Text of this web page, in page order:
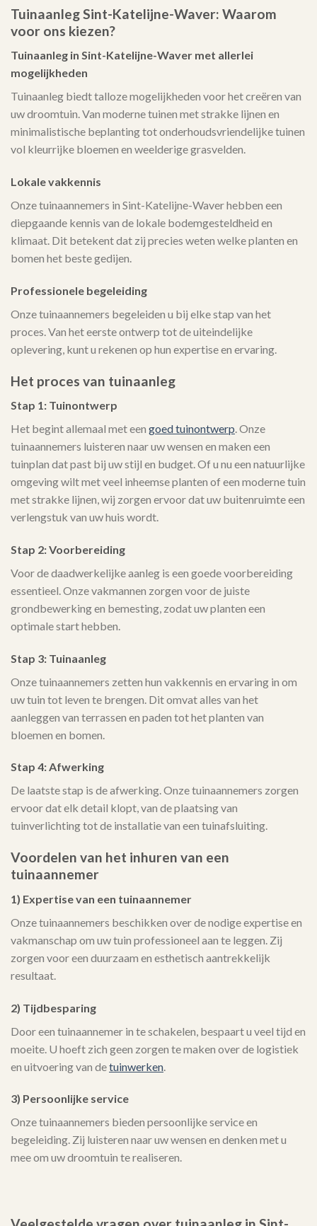
Tuinaanleg Sint-Katelijne-Waver: Waarom
voor ons kiezen?
Tuinaanleg in Sint-Katelijne-Waver met allerlei
mogelijkheden
Tuinaanleg biedt talloze mogelijkheden voor het creëren van
uw droomtuin. Van moderne tuinen met strakke lijnen en
minimalistische beplanting tot onderhoudsvriendelijke tuinen
vol kleurrijke bloemen en weelderige grasvelden.
Lokale vakkennis
Onze tuinaannemers in Sint-Katelijne-Waver hebben een
diepgaande kennis van de lokale bodemgesteldheid en
klimaat. Dit betekent dat zij precies weten welke planten en
bomen het beste gedijen.
Professionele begeleiding
Onze tuinaannemers begeleiden u bij elke stap van het
proces. Van het eerste ontwerp tot de uiteindelijke
oplevering, kunt u rekenen op hun expertise en ervaring.
Het proces van tuinaanleg
Stap 1: Tuinontwerp
Het begint allemaal met een goed tuinontwerp. Onze
tuinaannemers luisteren naar uw wensen en maken een
tuinplan dat past bij uw stijl en budget. Of u nu een natuurlijke
omgeving wilt met veel inheemse planten of een moderne tuin
met strakke lijnen, wij zorgen ervoor dat uw buitenruimte een
verlengstuk van uw huis wordt.
Stap 2: Voorbereiding
Voor de daadwerkelijke aanleg is een goede voorbereiding
essentieel. Onze vakmannen zorgen voor de juiste
grondbewerking en bemesting, zodat uw planten een
optimale start hebben.
Stap 3: Tuinaanleg
Onze tuinaannemers zetten hun vakkennis en ervaring in om
uw tuin tot leven te brengen. Dit omvat alles van het
aanleggen van terrassen en paden tot het planten van
bloemen en bomen.
Stap 4: Afwerking
De laatste stap is de afwerking. Onze tuinaannemers zorgen
ervoor dat elk detail klopt, van de plaatsing van
tuinverlichting tot de installatie van een tuinafsluiting.
Voordelen van het inhuren van een
tuinaannemer
1) Expertise van een tuinaannemer
Onze tuinaannemers beschikken over de nodige expertise en
vakmanschap om uw tuin professioneel aan te leggen. Zij
zorgen voor een duurzaam en esthetisch aantrekkelijk
resultaat.
2) Tijdbesparing
Door een tuinaannemer in te schakelen, bespaart u veel tijd en
moeite. U hoeft zich geen zorgen te maken over de logistiek
en uitvoering van detuinwerken
3) Persoonlijke service
Onze tuinaannemers bieden persoonlijke service en
begeleiding. Zij luisteren naar uw wensen en denken met u
mee om uw droomtuin te realiseren.